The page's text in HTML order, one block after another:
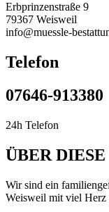
Erbprinzenstraße 9
79367 Weisweil
info@muessle-
Telefon
07646-913380
24h Telefon
ÜBER
Wir sind ein
Weisweil mit viel Herz